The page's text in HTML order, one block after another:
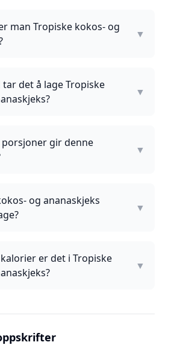
man Tropiske kokos- og
▼
det å lage Tropiske
▼
gir denne
▼
og ananaskjeks
▼
er det i Tropiske
▼